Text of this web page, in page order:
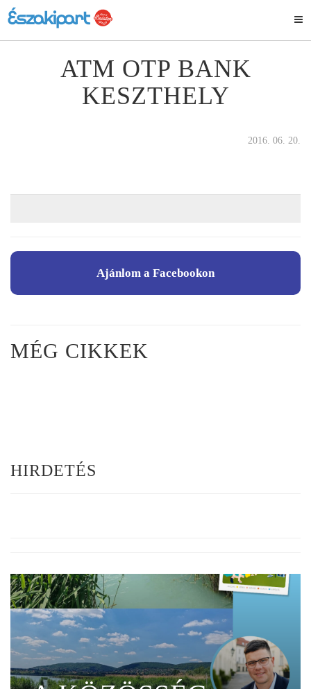
ATM OTP BANK
KESZTHELY
2016. 06. 20.
Ajánlom a Facebookon
MÉG CIKKEK
HIRDETÉS